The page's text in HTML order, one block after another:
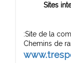
Sites
:Site de la
Chemins de